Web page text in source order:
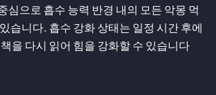
심으로 흡수 능력 반경 내의 모든 악몽 먹
습니다. 흡수 강화 상태는 일정 시간 후에
을 다시 읽어 힘을 강화할 수 있습니다